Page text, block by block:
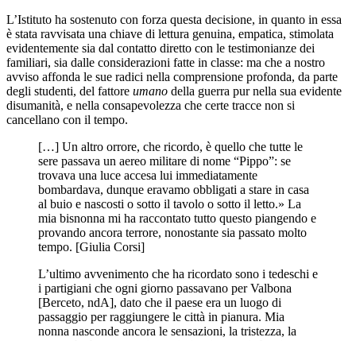
L’Istituto ha sostenuto con forza questa decisione, in quanto in essa
è stata ravvisata una chiave di lettura genuina, empatica, stimolata
evidentemente sia dal contatto diretto con le testimonianze dei
familiari, sia dalle considerazioni fatte in classe: ma che a nostro
avviso affonda le sue radici nella comprensione profonda, da parte
degli studenti, del fattore umano della guerra pur nella sua evidente
disumanità, e nella consapevolezza che certe tracce non si
cancellano con il tempo.
[…] Un altro orrore, che ricordo, è quello che tutte le
sere passava un aereo militare di nome “Pippo”: se
trovava una luce accesa lui immediatamente
bombardava, dunque eravamo obbligati a stare in casa
al buio e nascosti o sotto il tavolo o sotto il letto.» La
mia bisnonna mi ha raccontato tutto questo piangendo e
provando ancora terrore, nonostante sia passato molto
tempo. [Giulia Corsi]
L’ultimo avvenimento che ha ricordato sono i tedeschi e
i partigiani che ogni giorno passavano per Valbona
[Berceto, ndA], dato che il paese era un luogo di
passaggio per raggiungere le città in pianura. Mia
nonna nasconde ancora le sensazioni, la tristezza, la